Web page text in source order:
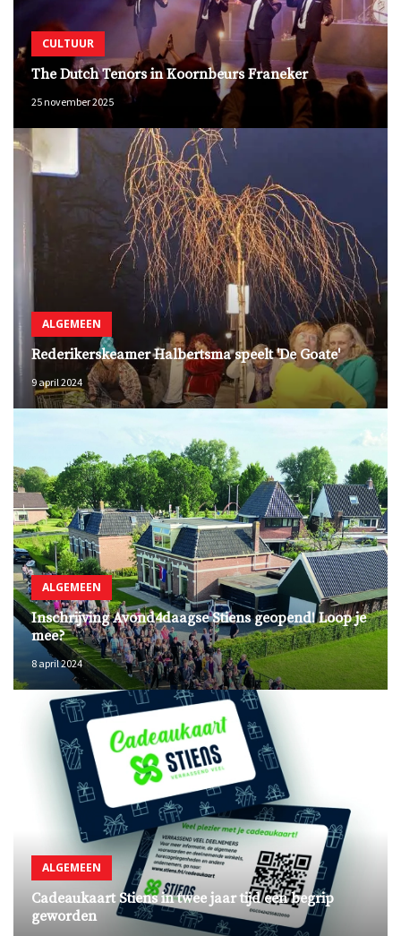
CULTUUR
The Dutch Tenors in Koornbeurs Franeker
25 november 2025
ALGEMEEN
Rederikerskeamer Halbertsma speelt 'De Goate'
9 april 2024
ALGEMEEN
Inschrijving Avond4daagse Stiens geopend! Loop je
mee?
8 april 2024
ALGEMEEN
Cadeaukaart Stiens in twee jaar tijd een begrip
geworden